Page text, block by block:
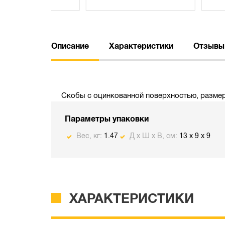
Описание Характеристики Отзывы
Скобы с оцинкованной поверхностью,
Параметры упаковки
Вес, кг: 1.47 Д х Ш х В, см: 13 x 9 x 9
ХАРАКТЕРИСТИКИ